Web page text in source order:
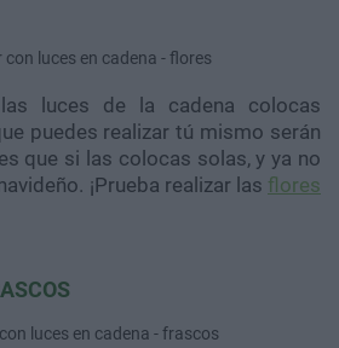
luces de la cadena colocas
puedes realizar tú mismo serán
que si las colocas solas, y ya no
¡Prueba realizar las flores